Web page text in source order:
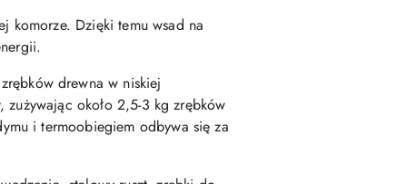
komorze. Dzięki temu wsad na
drewna w niskiej
zużywając około 2,5-3 kg zrębków
i termoobiegiem odbywa się za